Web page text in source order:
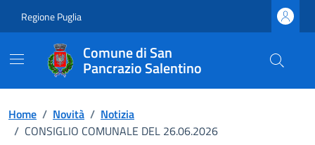
Regione Puglia
Comune di San
Pancrazio Salentino
Home / Novità / Notizia
/ CONSIGLIO COMUNALE DEL 26.06.2026